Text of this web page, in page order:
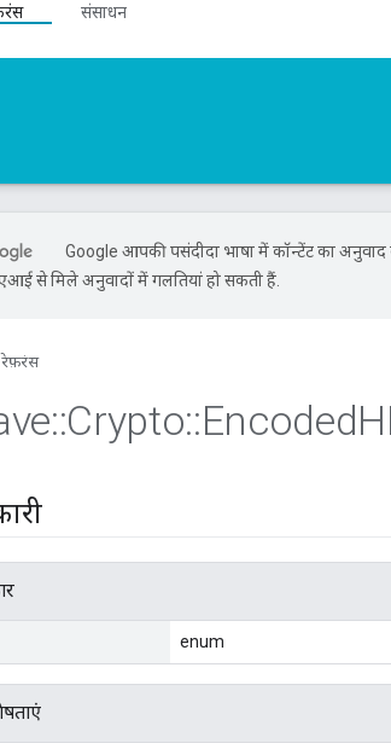
संसाधन
Google आपकी पसंदीदा भाषा में कॉन्टेंट का
से मिले अनुवादों में गलतियां हो सकती हैं.
रेफ़रंस
::Crypto::Encoded
enum